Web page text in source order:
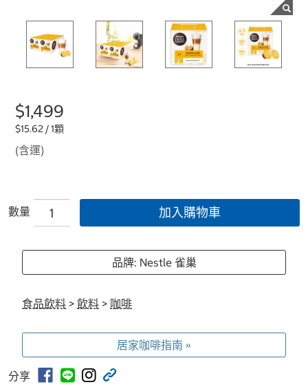
$1,499
$15.62 / 1顆
(含運)
數量 加入購物車
品牌: Nestle 雀巢
食品飲料 > 飲料 > 咖啡
居家咖啡指南 »
分享